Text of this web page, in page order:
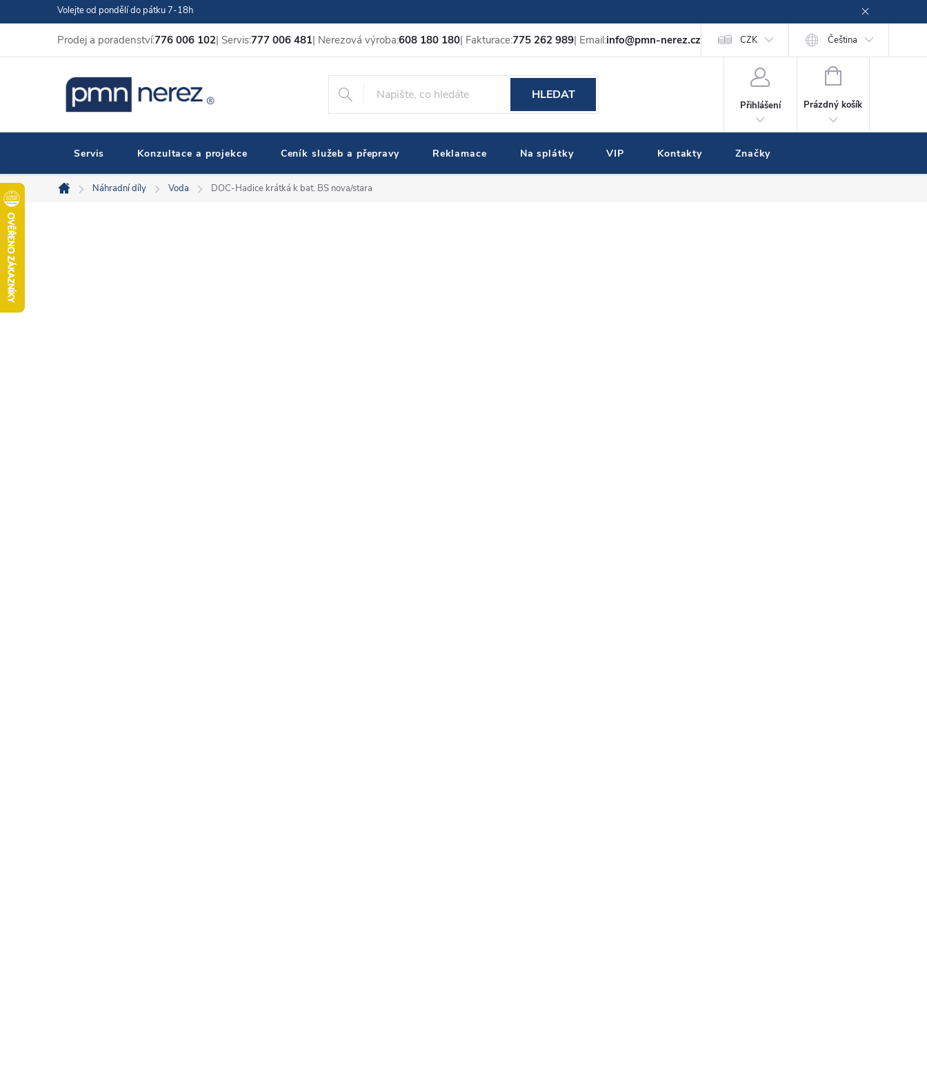
na
Volejte od pondělí do pátku 7-18h
Prodej a poradenství:776 006 102| Servis:777 006 481| Nerezová výroba:608 180 180| Fakturace:775 262 989| Email:info@pmn-nerez.cz CZK Čeština
HLEDAT
Přihlášení
NÁKUPNÍ
Prázdný košík
Servis Konzultace a projekce Ceník služeb a přepravy Reklamace Na splátky VIP Kontakty Značky
Domů
Náhradní díly Voda DOC-Hadice krátká k bat. BS nova/stara